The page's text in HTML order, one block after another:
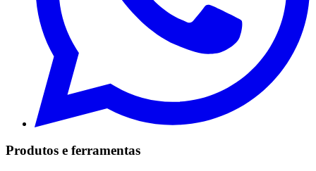
Produtos e ferramentas